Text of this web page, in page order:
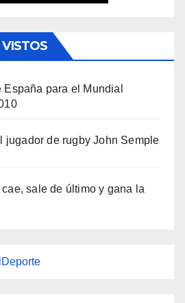
España para el Mundial
jugador de rugby John Semple
cae, sale de último y gana la